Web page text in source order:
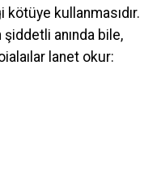
kullanmasıdır.
anında bile,
lanet okur: